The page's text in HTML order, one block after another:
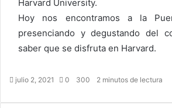
Harvard University.
Hoy nos encontramos a la
presenciando y degustando del
saber que se disfruta en Harvard.
julio 2, 2021 0 300 2 minutos de lectura